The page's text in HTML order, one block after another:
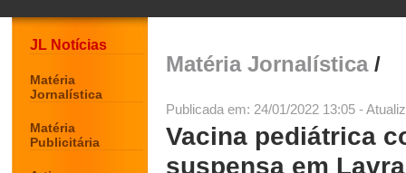
JL Notícias
Matéria
Jornalística
Matéria
Publicitária
Matéria Jornalística/
Publicada em: 24/01/2022 13:05 -
Vacina pediátrica
suspensa em